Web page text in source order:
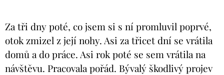
Za tři dny poté, co jsem si s ní promluvil poprvé,
otok zmizel z její nohy. Asi za třicet dní se vrátila
domů a do práce. Asi rok poté se sem vrátila na
návštěvu. Pracovala pořád. Bývalý škodlivý projev